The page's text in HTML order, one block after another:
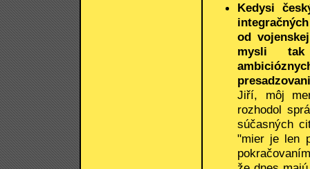
Kedysi
od
mysli tak
Jiří, môj
rozhodol
súčasných
"mier je len